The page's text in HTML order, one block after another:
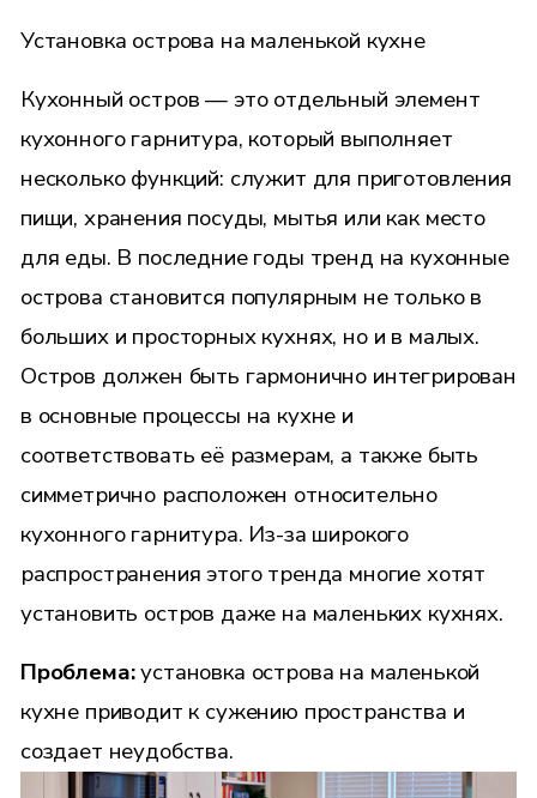
Установка острова на маленькой кухне
Кухонный остров — это отдельный элемент
кухонного гарнитура, который выполняет
несколько функций: служит для приготовления
пищи, хранения посуды, мытья или как место
для еды. В последние годы тренд на кухонные
острова становится популярным не только в
больших и просторных кухнях, но и в малых.
Остров должен быть гармонично интегрирован
в основные процессы на кухне и
соответствовать её размерам, а также быть
симметрично расположен относительно
кухонного гарнитура. Из-за широкого
распространения этого тренда многие хотят
установить остров даже на маленьких кухнях.
Проблема:установка острова на маленькой
кухне приводит к сужению пространства и
создает неудобства.